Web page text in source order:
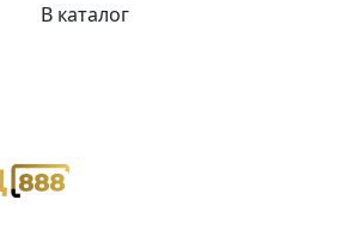
В каталог